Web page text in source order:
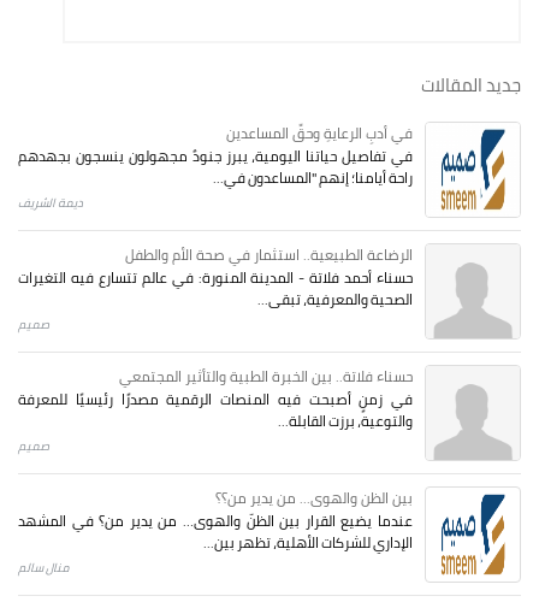
جديد المقالات
في أدبِ الرعايةِ وحقِّ المساعدين
في تفاصيل حياتنا اليومية، يبرز جنودٌ مجهولون ينسجون بجهدهم
راحة أيامنا؛ إنهم "المساعدون في...
ديمة الشريف
الرضاعة الطبيعية.. استثمار في صحة الأم والطفل
حسناء أحمد فلاتة - المدينة المنورة: في عالم تتسارع فيه التغيرات
الصحية والمعرفية، تبقى...
صميم
حسناء فلاتة.. بين الخبرة الطبية والتأثير المجتمعي
في زمنٍ أصبحت فيه المنصات الرقمية مصدرًا رئيسيًا للمعرفة
والتوعية، برزت القابلة...
صميم
بين الظن والهوى... من يدير من؟؟
عندما يضيع القرار بين الظنّ والهوى… من يدير من؟ في المشهد
الإداري للشركات الأهلية، تظهر بين...
منال سالم